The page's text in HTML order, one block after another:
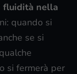
fluidità nella
quando si
se si
si fermerà per